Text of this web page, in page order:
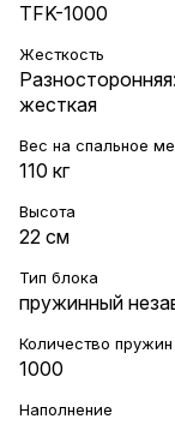
TFK-1000
Жесткость
жесткая
Вес на cпальное
110 кг
Высота
22 см
Тип блока
пружинный
Количество пружин
1000
Наполнение